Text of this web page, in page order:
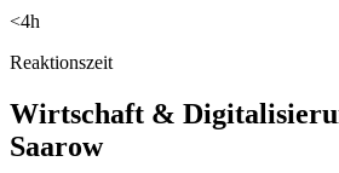
<4h
Reaktionszeit
Wirtschaft &
Saarow